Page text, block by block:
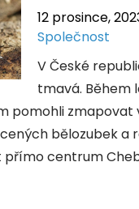
12 prosince,
Společnost
V České
tmavá. Během
pomohli
bělozubek a
centrum